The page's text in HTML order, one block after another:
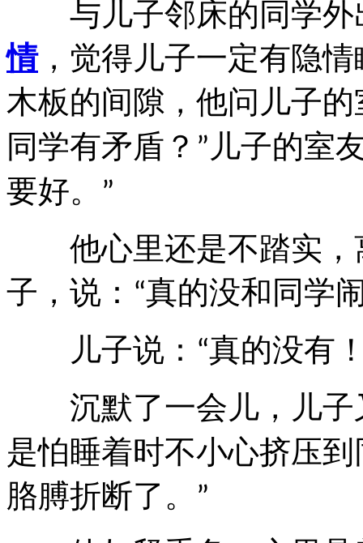
与儿子邻床的同学外
情，觉得儿子一定有隐
木板的间隙，他问儿子的
同学有矛盾？ ” 儿子的室
要好。
”
他心里还是不踏实，
子，说： “真的没和同学
儿子说： “真的没有
沉默了一会儿，儿子
是怕睡着时不小心挤压
胳膊折断了。
”